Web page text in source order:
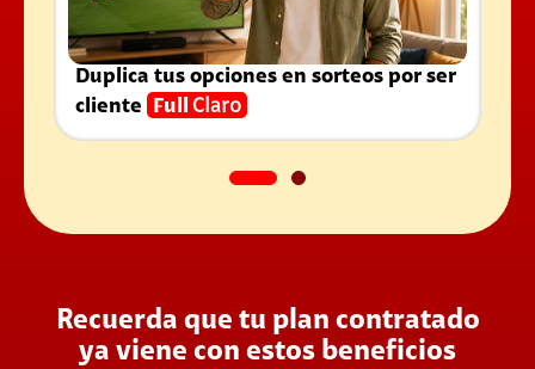
Duplica tus opciones en sorteos por ser
cliente
Full Claro
Recuerda que tu plan contratado
ya viene con estos beneficios